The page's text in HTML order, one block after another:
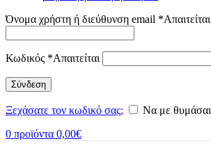
Όνομα χρήστη ή διεύθυνση email *Απαιτείται
Κωδικός *Απαιτείται
Σύνδεση
Ξεχάσατε τον κωδικό σας;
Να με θυμάσαι
0 προϊόντα 0,00€